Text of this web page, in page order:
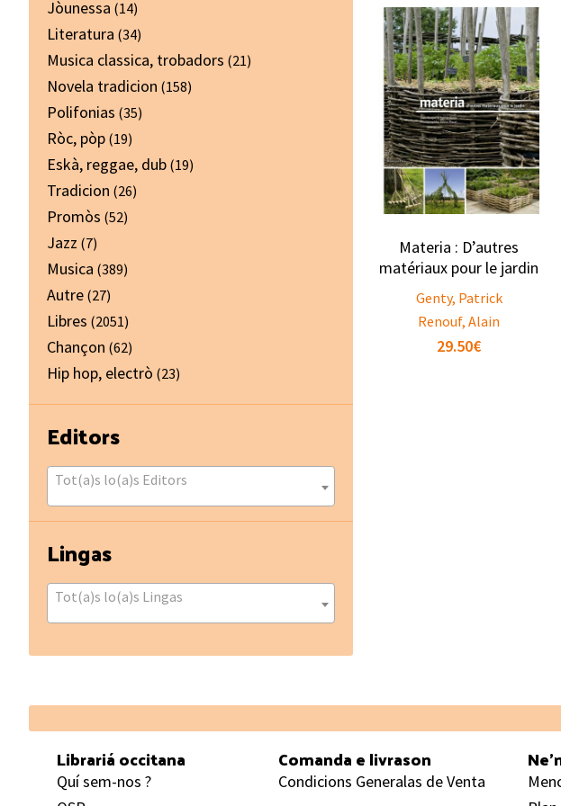
Materia : D’autres
matériaux pour le jardin
Genty, Patrick
Renouf, Alain
29.50€
Jòunessa (14)
Literatura (34)
Musica classica, trobadors (21)
Novela tradicion (158)
Polifonias (35)
Ròc, pòp (19)
Eskà, reggae, dub (19)
Tradicion (26)
Promòs (52)
Jazz (7)
Musica (389)
Autre (27)
Libres (2051)
Chançon (62)
Hip hop, electrò (23)
Editors
Tot(a)s lo(a)s Editors
Lingas
Tot(a)s lo(a)s Lingas
Footer
Librariá occitana
Quí sem-nos ?
Comanda e livrason
Condicions Generalas de Venta